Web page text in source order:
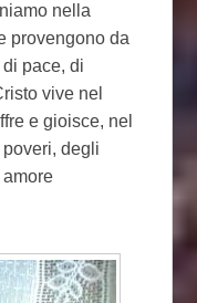
nella
provengono da
pace, di
vive nel
e gioisce, nel
degli